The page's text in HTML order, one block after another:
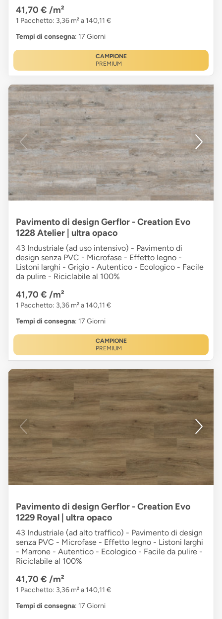
41,70 € /m²
1 Pacchetto: 3,36 m² a 140,11 €
Tempi di consegna: 17 Giorni
CAMPIONE
PREMIUM
Pavimento di design Gerflor - Creation Evo
1228 Atelier | ultra opaco
43 Industriale (ad uso intensivo) - Pavimento di
design senza PVC - Microfase - Effetto legno -
Listoni larghi - Grigio - Autentico - Ecologico - Facile
da pulire - Riciclabile al 100%
41,70 € /m²
1 Pacchetto: 3,36 m² a 140,11 €
Tempi di consegna: 17 Giorni
CAMPIONE
PREMIUM
Pavimento di design Gerflor - Creation Evo
1229 Royal | ultra opaco
43 Industriale (ad alto traffico) - Pavimento di design
senza PVC - Microfase - Effetto legno - Listoni larghi
- Marrone - Autentico - Ecologico - Facile da pulire -
Riciclabile al 100%
41,70 € /m²
1 Pacchetto: 3,36 m² a 140,11 €
Tempi di consegna: 17 Giorni